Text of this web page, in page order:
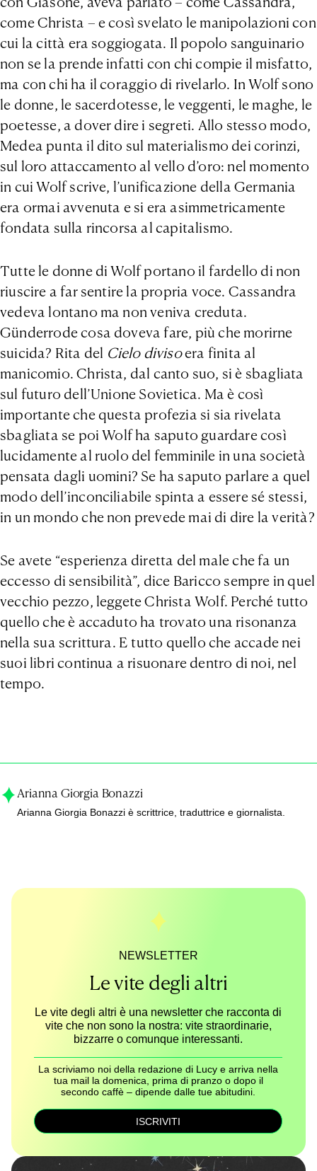
come Christa – e così svelato le manipolazioni con
cui la città era soggiogata. Il popolo sanguinario
non se la prende infatti con chi compie il misfatto,
ma con chi ha il coraggio di rivelarlo. In Wolf sono
le donne, le sacerdotesse, le veggenti, le maghe, le
poetesse, a dover dire i segreti. Allo stesso modo,
Medea punta il dito sul materialismo dei corinzi,
sul loro attaccamento al vello d’oro: nel momento
in cui Wolf scrive, l’unificazione della Germania
era ormai avvenuta e si era asimmetricamente
fondata sulla rincorsa al capitalismo.
Tutte le donne di Wolf portano il fardello di non
riuscire a far sentire la propria voce. Cassandra
vedeva lontano ma non veniva creduta.
Günderrode cosa doveva fare, più che morirne
suicida? Rita del Cielo divisoera finita al
manicomio. Christa, dal canto suo, si è sbagliata
sul futuro dell’Unione Sovietica. Ma è così
importante che questa profezia si sia rivelata
sbagliata se poi Wolf ha saputo guardare così
lucidamente al ruolo del femminile in una società
pensata dagli uomini? Se ha saputo parlare a quel
modo dell’inconciliabile spinta a essere sé stessi,
in un mondo che non prevede mai di dire la verità?
Se avete “esperienza diretta del male che fa un
eccesso di sensibilità”, dice Baricco sempre in quel
vecchio pezzo, leggete Christa Wolf. Perché tutto
quello che è accaduto ha trovato una risonanza
nella sua scrittura. E tutto quello che accade nei
suoi libri continua a risuonare dentro di noi, nel
tempo.
Arianna Giorgia Bonazzi
Arianna Giorgia Bonazzi èscrittrice, traduttrice e giornalista.
NEWSLETTER
Le vite degli altri
Le vite degli altri è una newsletter che racconta di
vite che non sono la nostra: vite straordinarie,
bizzarre o comunque interessanti.
La scriviamo noi della redazione di Lucy e arriva nella
tua mail la domenica, prima di pranzo o dopo il
secondo caffè – dipende dalle tue abitudini.
ISCRIVITI